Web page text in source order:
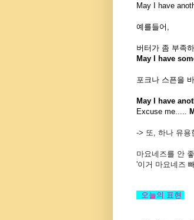
May I have
예를들어,
버터가 좀 부족하
May I have
포크나 스픈을
May I have
Excuse me.....
-> 또, 하나 유
마요네즈를 안
'이거 마요네즈
오늘의 표현